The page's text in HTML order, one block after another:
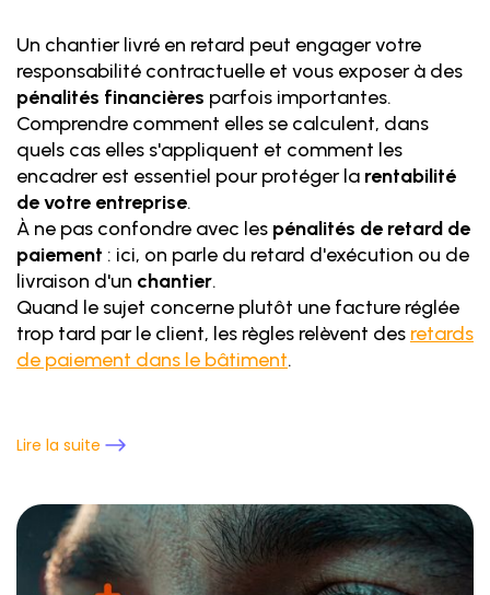
Un chantier livré en retard peut engager votre
responsabilité contractuelle et vous exposer à des
pénalités financières parfois importantes.
Comprendre comment elles se calculent, dans
quels cas elles s'appliquent et comment les
encadrer est essentiel pour protéger la rentabilité
de votre entreprise.
À ne pas confondre avec les pénalités de retard de
paiement : ici, on parle du retard d'exécution ou de
livraison d'un chantier.
Quand le sujet concerne plutôt une facture réglée
trop tard par le client, les règles relèvent des retards
de paiement dans le bâtiment.
Lire la suite